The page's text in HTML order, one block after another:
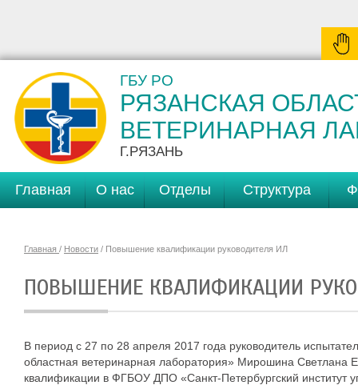
ГБУ РО
РЯЗАНСКАЯ
ВЕТЕРИНАРНАЯ
Г.РЯЗАНЬ
Главная О нас Отделы Структура
Главная / Новости / Повышение квалификации руководителя ИЛ
ПОВЫШЕНИЕ КВАЛИФИКАЦИИ
В период с 27 по 28 апреля 2017 года руководитель
областная ветеринарная лаборатория» Мирошина Светлана
квалификации в ФГБОУ ДПО «Санкт-Петербургский институт